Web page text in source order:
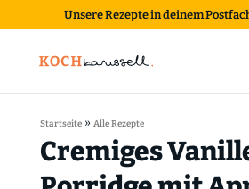
Unsere Rezepte in deinem
Startseite» Alle Rezepte
Cremiges